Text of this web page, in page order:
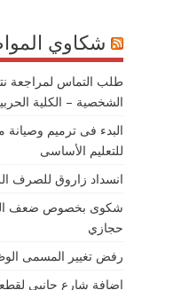
شكاوي
طلب التماس لمراجعة
الشخصية – الكلية
البدء فى ترميم
للتعليم الأساسى
انسداد زاروق للصرف
شكوى بخصوص ضعف
حجازي
رفض تغيير المسمى
إضافة شارع جانبي